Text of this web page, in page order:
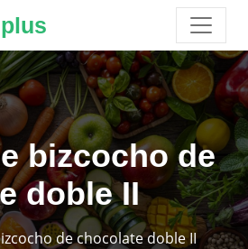
bizcocho de
doble II
de chocolate doble II